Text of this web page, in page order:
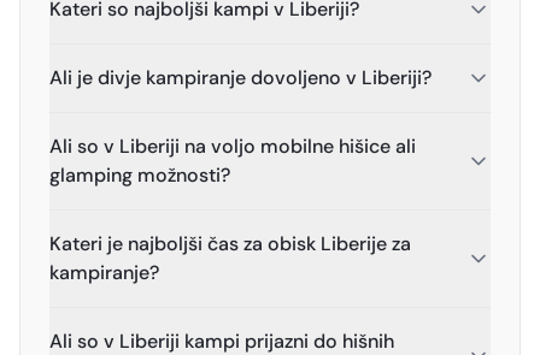
Kateri so najboljši kampi v Liberiji?
Ali je divje kampiranje dovoljeno v Liberiji?
Ali so v Liberiji na voljo mobilne hišice ali
glamping možnosti?
Kateri je najboljši čas za obisk Liberije za
kampiranje?
Ali so v Liberiji kampi prijazni do hišnih